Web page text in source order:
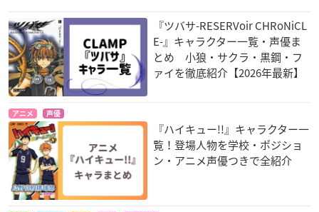
『ツバサ-RESERVoir CHRoNiCL
E-』キャラクター一覧・声優ま
とめ 小狼・サクラ・黒鋼・フ
ァイを徹底紹介【2026年最新】
アニメ 声優
『ハイキュー!!』キャラクター一
覧！登場人物を学校・ポジショ
ン・アニメ声優つきで全紹介